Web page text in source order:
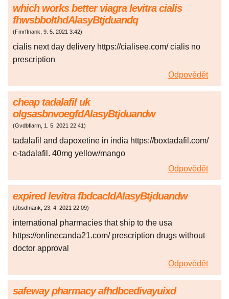
which works better viagra levitra cialis
fhwsbbolthdAlasyBtjduandq
(FmrfInank 9. 5. 2021 3:42)
cialis next day delivery https://cialisee.com/ cialis no
prescription
Odpovědět
cheap tadalafil uk
olgsasbnvoegfdAlasyBtjduandw
(Gvdbflarm 1. 5. 2021 22:41 )
tadalafil and dapoxetine in india https://boxtadafil.com/
c-tadalafil. 40mg yellow/mango
Odpovědět
expired levitra fbdcacldAlasyBtjduandw
(JbsdInank 23. 4. 2021 22:09)
international pharmacies that ship to the usa
https://onlinecanda21.com/ prescription drugs without
doctor approval
Odpovědět
safeway pharmacy afhdbcedivayuixd